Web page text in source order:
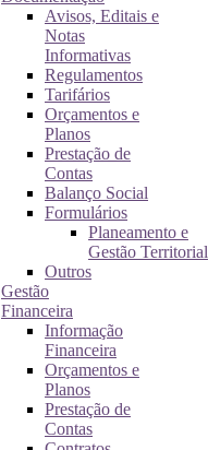
Avisos, Editais e
Notas
Informativas
Regulamentos
Tarifários
Orçamentos e
Planos
Prestação de
Contas
Balanço Social
Formulários
Planeamento e
Gestão Territorial
Outros
Gestão
Financeira
Informação
Financeira
Orçamentos e
Planos
Prestação de
Contas